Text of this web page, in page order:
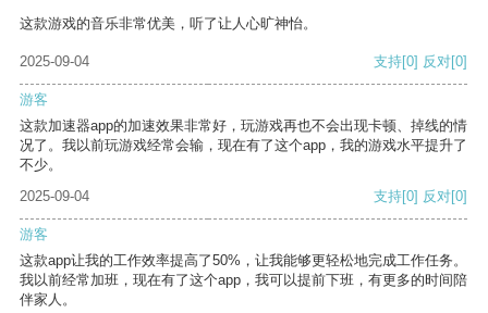
这款游戏的音乐非常优美，听了让人心旷神怡。
2025-09-04 支持[0] 反对[0]
游客
这款加速器app的加速效果非常好，玩游戏再也不会出现卡顿、掉线的情
况了。我以前玩游戏经常会输，现在有了这个app，我的游戏水平提升了
不少。
2025-09-04
支持[0] 反对[0]
游客
这款app让我的工作效率提高了50%，让我能够更轻松地完成工作任务。
我以前经常加班，现在有了这个app，我可以提前下班，有更多的时间陪
伴家人。